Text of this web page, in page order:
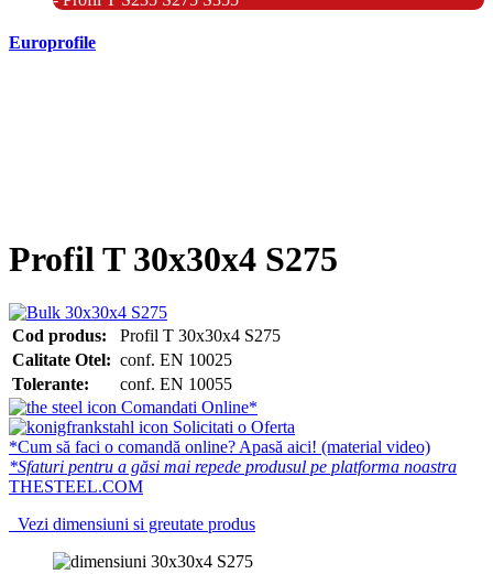
Europrofile
Profil T 30x30x4 S275
Cod produs:
Profil T 30x30x4 S275
Calitate Otel: conf. EN 10025
Tolerante:
conf. EN 10055
Comandati Online*
Solicitati o Oferta
*Cum să faci o comandă online? Apasă aici! (material video)
*Sfaturi pentru a găsi mai repede produsul pe platforma noastra
THESTEEL.COM
Vezi dimensiuni si greutate produs